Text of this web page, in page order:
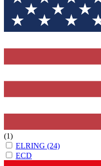
(1)
ELRING (24)
ECD